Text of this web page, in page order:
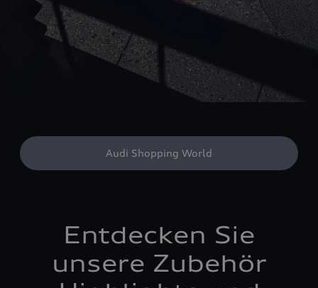
Audi Shopping World
Entdecken Sie
unsere Zubehör